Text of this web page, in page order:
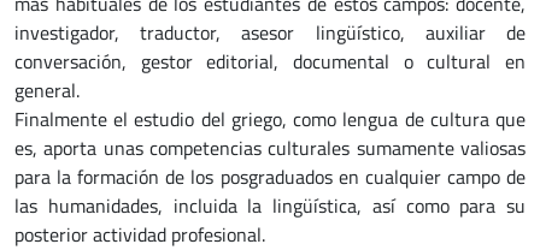
investigador, traductor, asesor lingüístico, auxiliar de
conversación, gestor editorial, documental o cultural en
general.
Finalmente el estudio del griego, como lengua de cultura que
es, aporta unas compe­ten­cias culturales sumamente valiosas
para la formación de los posgraduados en cualquier campo de
las humanidades, incluida la lingüística, así como para su
posterior actividad profesional.